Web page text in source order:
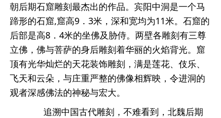
朝后期石窟雕刻最杰出的作品。宾阳中洞是一个马
蹄形的石窟,窟高9．3米，深和宽均为11米。石窟的
后部是高8．4米的坐佛及胁侍。两壁各雕刻有三尊
立佛，佛与菩萨的身后雕刻着华丽的火焰背光。窟
顶有光华灿烂的天花装饰雕刻，满是莲花、伎乐、
飞天和云朵，与庄重严整的佛像相辉映，令进洞的
观者深感佛法的神秘与宏大。
追溯中国古代雕刻，不难看到，北魏后期